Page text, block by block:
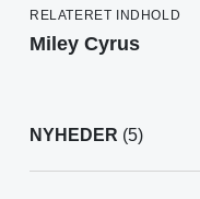
RELATERET INDHOLD
Miley Cyrus
NYHEDER (5)